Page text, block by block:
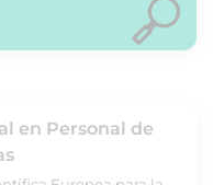
en Personal de